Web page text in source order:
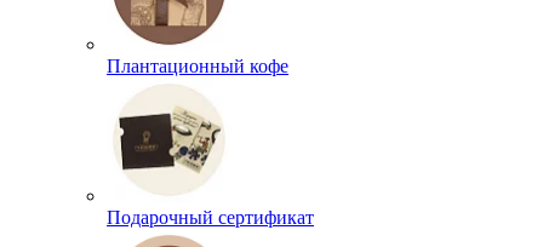
Плантационный кофе
Подарочный сертификат